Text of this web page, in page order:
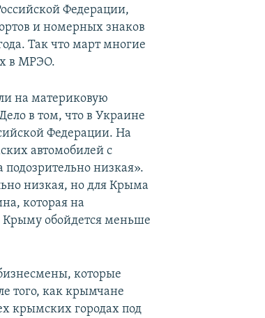
Федерации,
и номерных знаков
Так что март многие
в МРЭО.
на материковую
в том, что в Украине
Федерации. На
автомобилей с
низкая».
низкая, но для Крыма
которая на
Крыму обойдется меньше
которые
того, как крымчане
крымских городах под